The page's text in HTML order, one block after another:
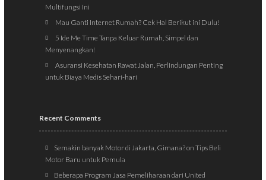
Multifungsi Ini
Mau Ganti Internet Rumah? Cek Hal Berikut ini Dulu!
5 Ide Me Time Tanpa Keluar Rumah, Simpel dan
Menyenangkan!
Asuransi Kesehatan Rawat Jalan, Perlindungan Penting
untuk Biaya Medis Sehari-hari
Recent Comments
Semakin banyak Motor di Jakarta, Gimana?onTips Beli
Motor Baru untuk Pemula
Beberapa Program Jasa Pemeliharaan dari United